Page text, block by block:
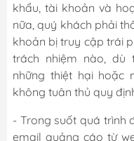
khẩu, tài khoản và
nữa, quý khách phải
khoản bị truy cập trái
trách nhiệm nào, dù
những thiệt hại
không tuân thủ quy
- Trong suốt quá trình
email quảng cáo từ